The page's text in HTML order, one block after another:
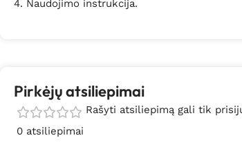
4. Naudojimo instrukcija.
Pirkėjų atsiliepimai
0 atsiliepimai
Rašyti atsiliepimą gali tik